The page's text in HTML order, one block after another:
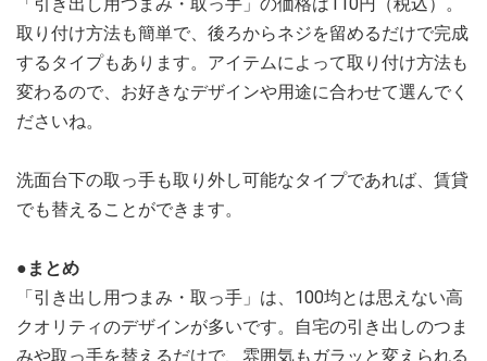
取り付け方法も簡単で、後ろからネジを留めるだけで完成
するタイプもあります。アイテムによって取り付け方法も
変わるので、お好きなデザインや用途に合わせて選んでく
ださいね。
洗面台下の取っ手も取り外し可能なタイプであれば、賃貸
でも替えることができます。
●まとめ
「引き出し用つまみ・取っ手」は、100均とは思えない高
クオリティのデザインが多いです。自宅の引き出しのつま
みや取っ手を替えるだけで、雰囲気もガラッと変えられる